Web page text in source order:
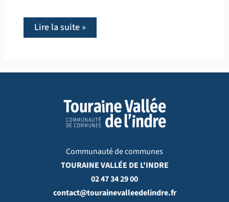
Lire la suite »
Communauté de communes
TOURAINE VALLÉE DE L'INDRE
02 47 34 29 00
contact@tourainevalleedelindre.fr